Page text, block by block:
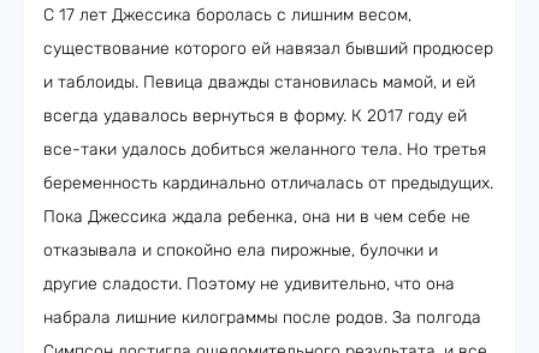
С 17 лет Джессика боролась с лишним весом,
существование которого ей навязал бывший продюсер
и таблоиды. Певица дважды становилась мамой, и ей
всегда удавалось вернуться в форму. К 2017 году ей
все-таки удалось добиться желанного тела. Но третья
беременность кардинально отличалась от предыдущих.
Пока Джессика ждала ребенка, она ни в чем себе не
отказывала и спокойно ела пирожные, булочки и
другие сладости. Поэтому не удивительно, что она
набрала лишние килограммы после родов. За полгода